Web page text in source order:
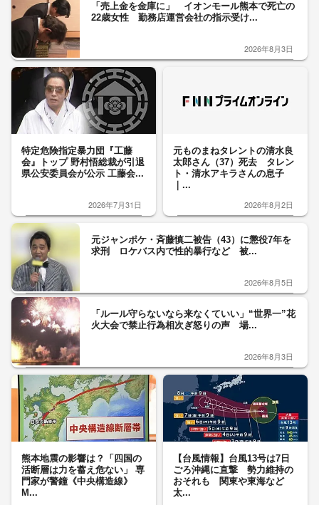
「売上金を金庫に」 イオンモール熊本で死亡の
22歳女性 勤務店運営会社の指示受け...
2026年8月3日
特定危険指定暴力団『工藤
会』トップ 野村悟総裁が引退
県公安委員会が公示 工藤会...
2026年7月31日
元ものまねタレントの清水良
太郎さん（37）死去 タレン
ト・清水アキラさんの息子
｜...
2026年8月2日
元ジャンポケ・斉藤慎二被告（43）に懲役7年を
求刑 ロケバス内で性的暴行など 被...
2026年8月5日
「ルール守らないなら来なくていい」“世界一”花
火大会で禁止行為相次ぎ怒りの声 場...
2026年8月3日
熊本地震の影響は？「四国の
活断層は力を蓄え危ない」 専
門家が警鐘《中央構造線》
M...
【台風情報】台風13号は7日
ごろ沖縄に直撃 勢力維持の
おそれも 関東や東海など
太...